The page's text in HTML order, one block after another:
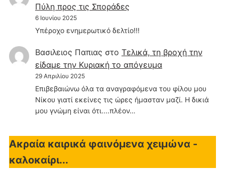
Πύλη προς τις Σποράδες
6 Ιουνίου 2025
Υπέροχο ενημερωτικό δελτίο!!!
Βασιλειος Παπιας στο Τελικά, τη βροχή την
είδαμε την Κυριακή το απόγευμα
29 Απριλίου 2025
Επιβεβαιώνω όλα τα αναγραφόμενα του φίλου μου
Νίκου γιατί εκείνες τις ώρες ήμασταν μαζί. Η δικιά
μου γνώμη είναι ότι....πλέον…
Ακραία καιρικά φαινόμενα χειμώνα -
καλοκαίρι...